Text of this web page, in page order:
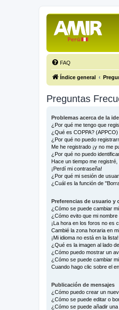
FAQ
Índice general
Preguntas
Problemas acerca de la
¿Por qué me tengo que
¿Qué es COPPA? (APPCO)
¿Por qué no puedo
Me he registrado ¡y no me
¿Por qué no puedo
Hace un tiempo me
¡Perdí mi contraseña!
¿Por qué mi sesión de
¿Cuál es la función de
Preferencias de usuario y
¿Cómo se puede cambiar
¿Cómo evito que mi
¡La hora en los foros no es
Cambié la zona horaria en
¡Mi idioma no está en la lista!
¿Qué es la imagen al lado
¿Cómo puedo mostrar un
¿Cómo se puede cambiar
Cuando hago clic sobre el
Publicación de mensajes
¿Cómo puedo crear un
¿Cómo se puede editar o
¿Cómo se puede añadir